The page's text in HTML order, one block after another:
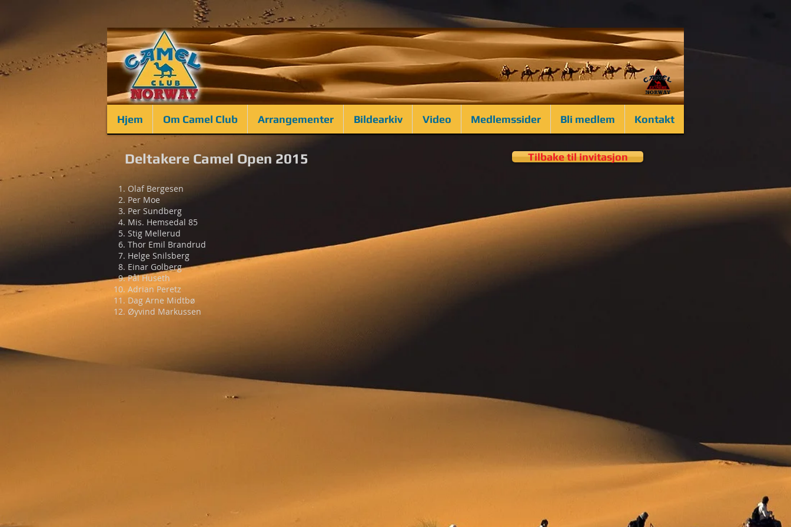
Hjem Om Camel Club Arrangementer Bildearkiv Video Medlemssider Bli medlem Kontakt
Deltakere Camel Open 2015 Tilbake til invitasjon
Olaf Bergesen
Per Moe
Per Sundberg
Mis. Hemsedal 85
Stig Mellerud
Thor Emil Brandrud
Helge Snilsberg
Einar Golberg
Pål Huseth
Adrian Peretz
Dag Arne Midtbø
Øyvind Markussen